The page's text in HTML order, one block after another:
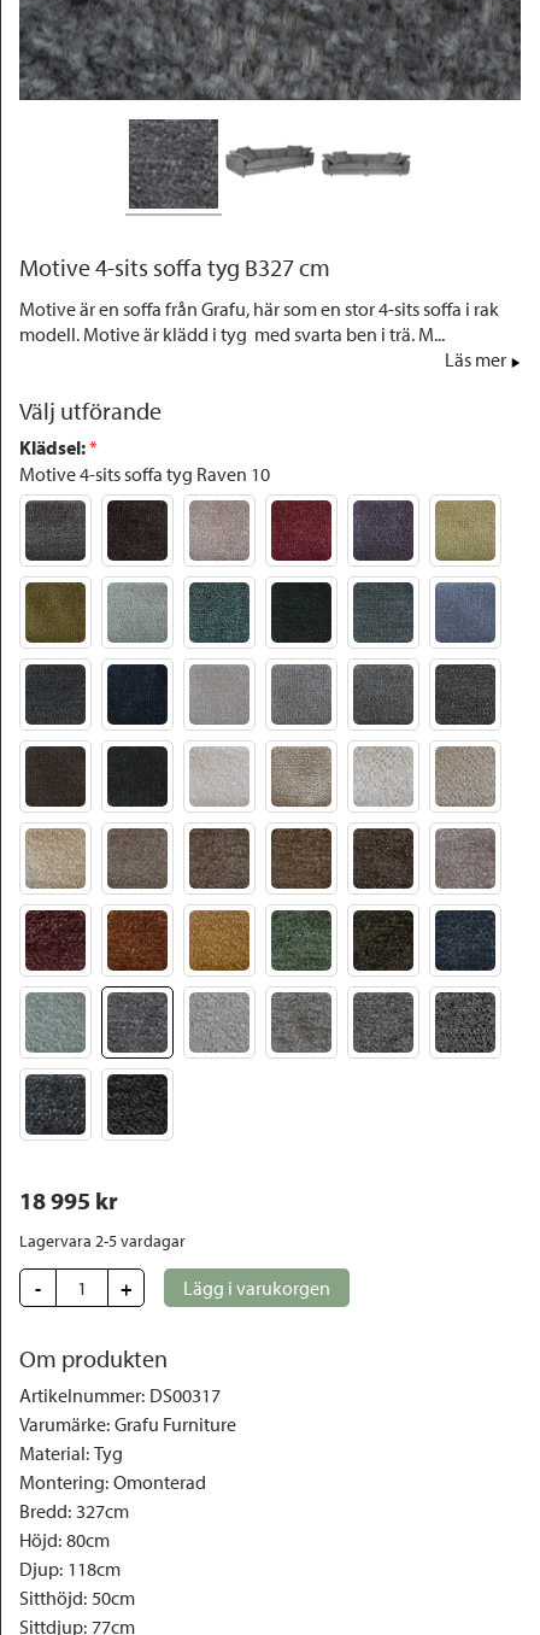
Outlet
Motive 4-sits soffa tyg B327 cm
Motive är en soffa från Grafu, här som en stor 4-sits soffa i rak
modell. Motive är klädd i tyg med svarta ben i trä. M...
Läs mer
Välj utförande
Klädsel: *
Motive 4-sits soffa tyg Raven 10
18 995 kr
Lagervara 2-5 vardagar
- + Lägg i varukorgen
Om produkten
Artikelnummer: DS00317
Varumärke: Grafu Furniture
Material: Tyg
Montering: Omonterad
Bredd: 327cm
Höjd: 80cm
Djup: 118cm
Sitthöjd: 50cm
Sittdjup: 77cm